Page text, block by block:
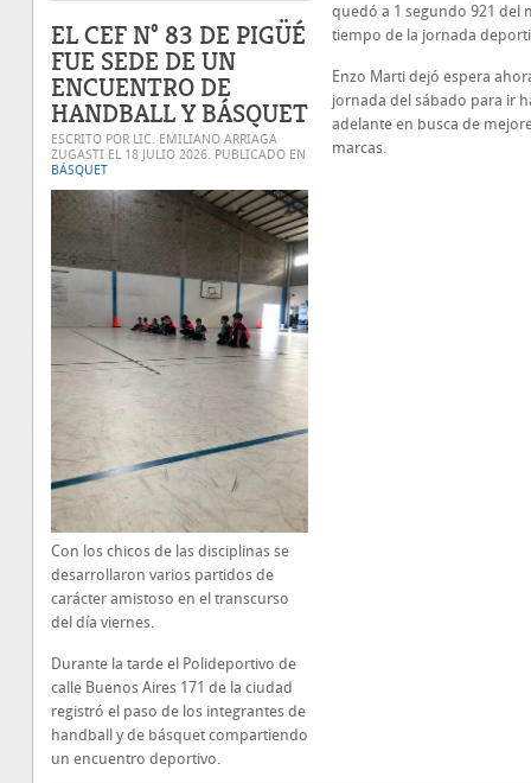
EL CEF N° 83 DE PIGÜÉ
FUE SEDE DE UN
ENCUENTRO DE
HANDBALL Y BÁSQUET
ESCRITO POR LIC. EMILIANO ARRIAGA
ZUGASTI EL 18 JULIO 2026. PUBLICADO EN
BÁSQUET
Con los chicos de las disciplinas se
desarrollaron varios partidos de
carácter amistoso en el transcurso
del día viernes.
Durante la tarde el Polideportivo de
calle Buenos Aires 171 de la ciudad
registró el paso de los integrantes de
handball y de básquet compartiendo
un encuentro deportivo.
quedó a 1 segundo 921 del
tiempo de la jornada
Enzo Marti dejó espera
jornada del sábado para ir
adelante en busca de
marcas.